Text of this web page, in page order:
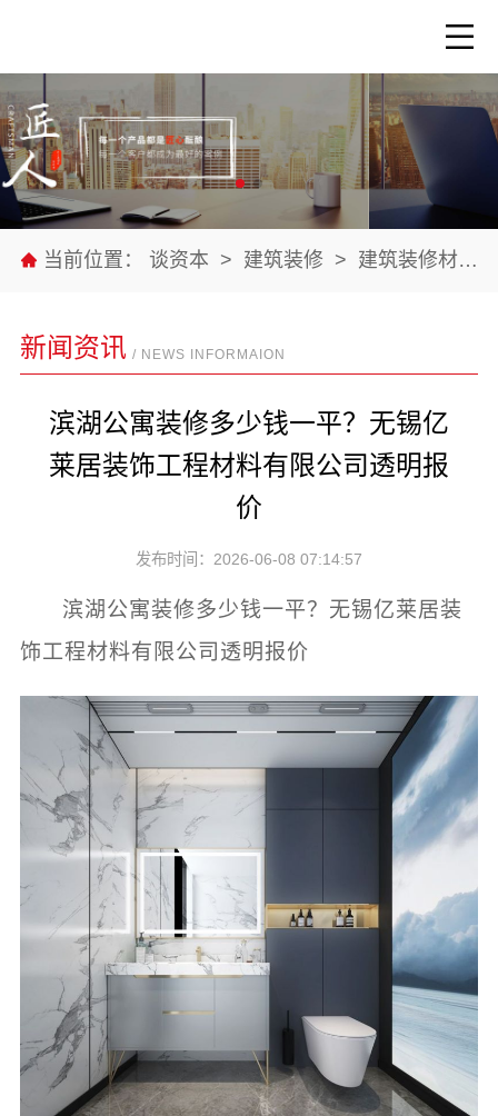
当前位置： 谈资本 > 建筑装修 > 建筑装修材料
新闻资讯 / NEWS INFORMAION
滨湖公寓装修多少钱一平？无锡亿
莱居装饰工程材料有限公司透明报
价
发布时间：2026-06-08 07:14:57
滨湖公寓装修多少钱一平？无锡亿莱居装
饰工程材料有限公司透明报价